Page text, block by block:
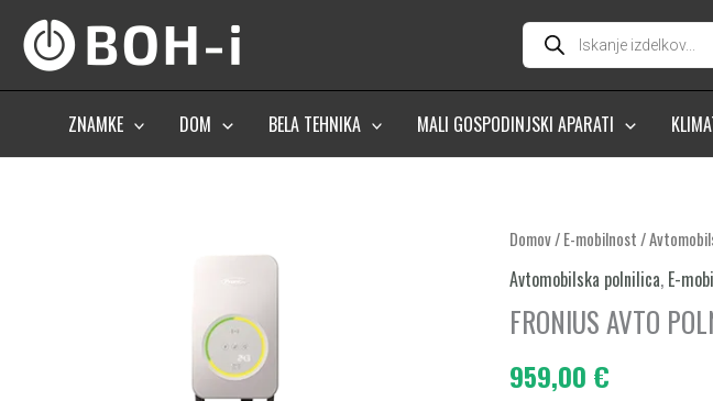
content
Products
search
ZNAMKE DOM BELA TEHNIKA MALI GOSPODINJSKI APARATI
Domov/E-mobilnost/
Avtomobilska polnilica, E-
FRONIUS AVTO
959,00 €
FRONIUS
AVTO
-
Wattpilot